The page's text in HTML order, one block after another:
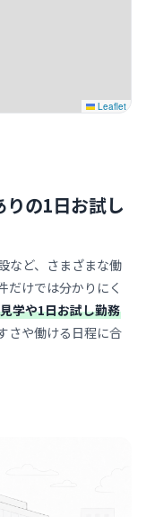
Leaflet
りの1日お試し
など、さまざまな働
だけでは分かりにく
学や1日お試し勤務
さや働ける日程に合